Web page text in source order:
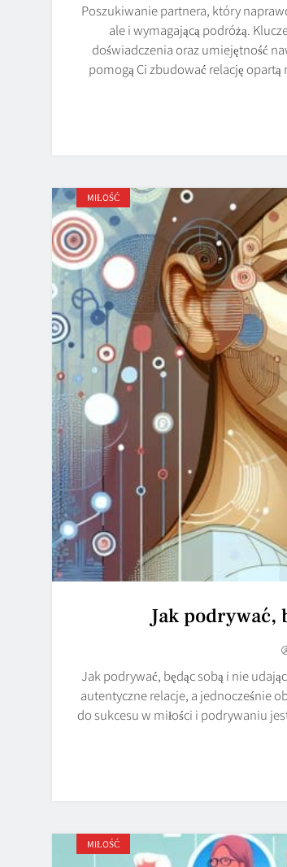
Poszukiwanie partnera, który
ale i wymagającą podróżą.
doświadczenia oraz umiejętność
pomogą Ci zbudować relację
MIŁOŚĆ
Jak podrywać,
Jak podrywać, będąc sobą i nie
autentyczne relacje, a jednocześnie
do sukcesu w miłości i podrywaniu
MIŁOŚĆ